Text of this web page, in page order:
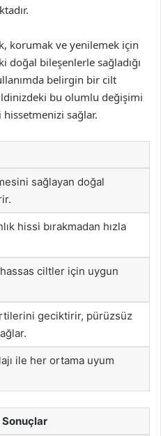
korumak ve yenilemek için
bileşenlerle sağladığı
belirgin bir cilt
bu olumlu değişimi
sağlar.
sağlayan doğal
hissi bırakmadan hızla
ciltler için uygun
geciktirir, pürüzsüz
ile her ortama uyum
Sonuçlar